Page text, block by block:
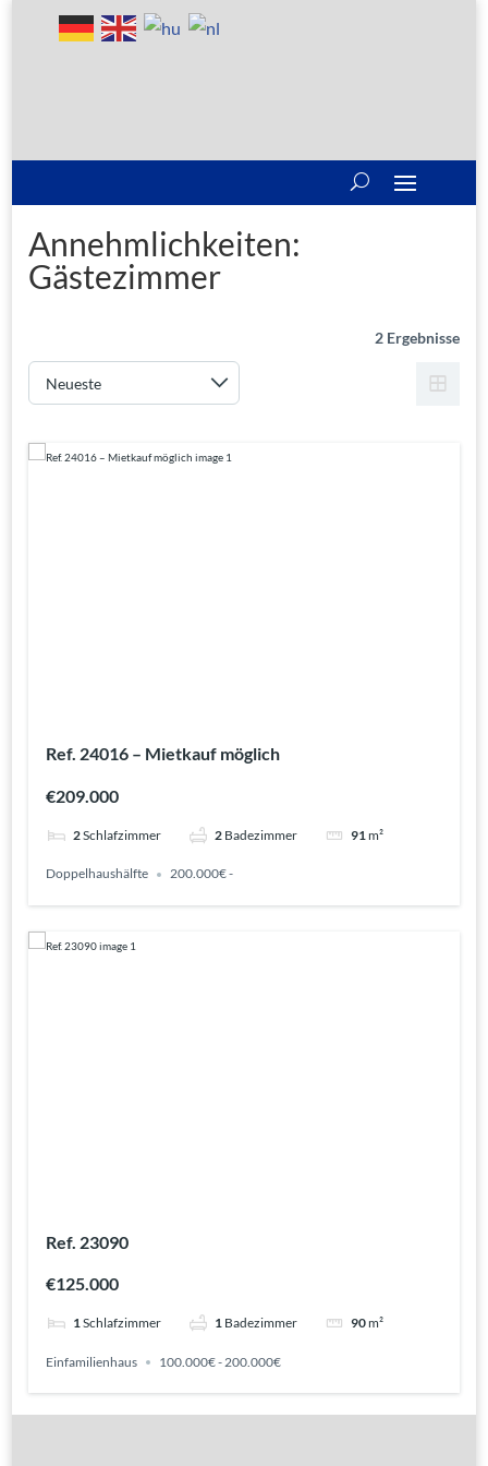
Annehmlichkeiten:
Gästezimmer
2 Ergebnisse
Ref. 24016 – Mietkauf möglich
€209.000
2Schlafzimmer 2 Badezimmer 91m²
Doppelhaushälfte 200.000€ -
Ref. 23090
€125.000
1Schlafzimmer 1 Badezimmer 90m²
Einfamilienhaus 100.000€ - 200.000€